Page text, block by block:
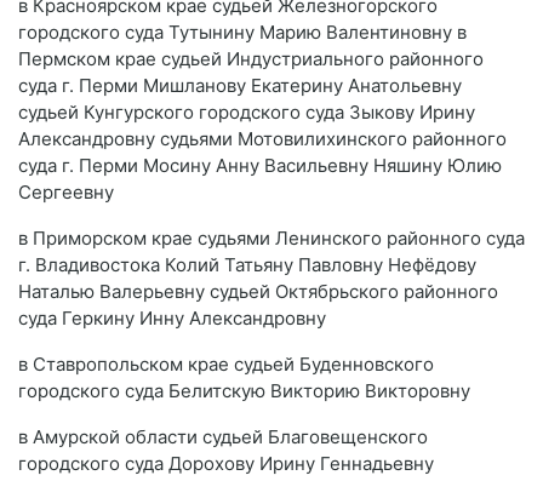
в Красноярском крае судьей Железногорского
городского суда Тутынину Марию Валентиновну в
Пермском крае судьей Индустриального районного
суда г. Перми Мишланову Екатерину Анатольевну
судьей Кунгурского городского суда Зыкову Ирину
Александровну судьями Мотовилихинского районного
суда г. Перми Мосину Анну Васильевну Няшину Юлию
Сергеевну
в Приморском крае судьями Ленинского районного суда
г. Владивостока Колий Татьяну Павловну Нефёдову
Наталью Валерьевну судьей Октябрьского районного
суда Геркину Инну Александровну
в Ставропольском крае судьей Буденновского
городского суда Белитскую Викторию Викторовну
в Амурской области судьей Благовещенского
городского суда Дорохову Ирину Геннадьевну